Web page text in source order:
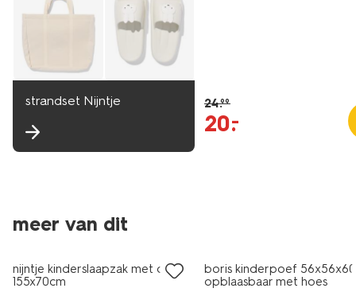
strandset Nijntje 24.99
20.
–
meer van dit
sale
nijntje kinderslaapzak met oren
155x70cm
boris kinderpoef
opblaasbaar met hoes